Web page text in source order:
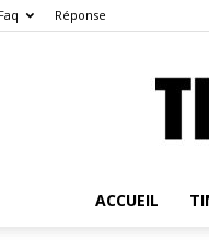
Faq Réponse
ACCUEIL